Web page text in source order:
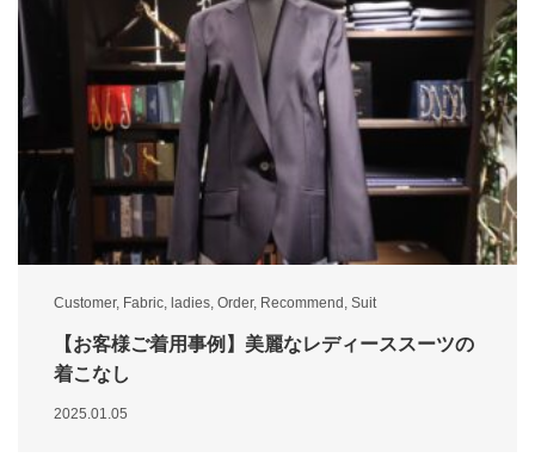
Customer, Fabric, ladies, Order, Recommend , Suit
【お客様ご着用事例】美麗なレディーススーツの
着こなし
2025.01.05